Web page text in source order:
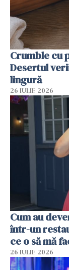
Crumble cu
Desertul
lingură
26 IULIE 2026
Cum au
într-un
ce o să mă
26 IULIE 2026